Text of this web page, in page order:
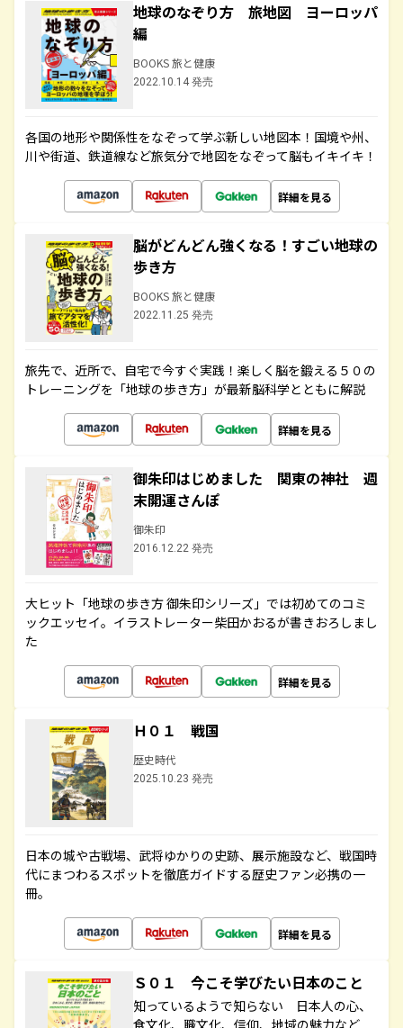
地球のなぞり方 旅地図 ヨーロッパ
編
BOOKS 旅と健康
2022.10.14 発売
各国の地形や関係性をなぞって学ぶ新しい地図本！国境や州、
川や街道、鉄道線など旅気分で地図をなぞって脳もイキイキ！
詳細を見る
脳がどんどん強くなる！すごい地球の
歩き方
BOOKS 旅と健康
2022.11.25 発売
旅先で、近所で、自宅で今すぐ実践！楽しく脳を鍛える５０の
トレーニングを「地球の歩き方」が最新脳科学とともに解説
詳細を見る
御朱印はじめました 関東の神社 週
末開運さんぽ
御朱印
2016.12.22 発売
大ヒット「地球の歩き方 御朱印シリーズ」では初めてのコミ
ックエッセイ。イラストレーター柴田かおるが書きおろしまし
た
詳細を見る
Ｈ０１ 戦国
歴史時代
2025.10.23 発売
日本の城や古戦場、武将ゆかりの史跡、展示施設など、戦国時
代にまつわるスポットを徹底ガイドする歴史ファン必携の一
冊。
詳細を見る
Ｓ０１ 今こそ学びたい日本のこと
知っているようで知らない 日本人の心、
食文化、職文化、信仰、地域の魅力など